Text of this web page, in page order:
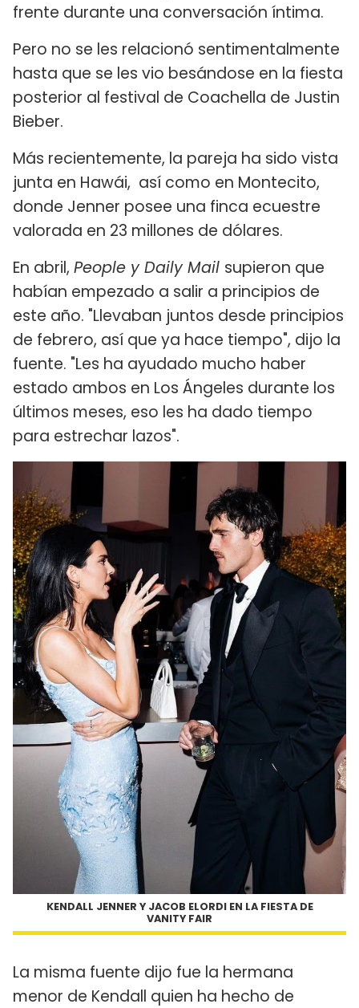
frente durante una conversación íntima.
Pero no se les relacionó sentimentalmente
hasta que se les vio besándose en la fiesta
posterior al festival de Coachella de Justin
Bieber.
Más recientemente, la pareja ha sido vista
junta en Hawái, así como en Montecito,
donde Jenner posee una finca ecuestre
valorada en 23 millones de dólares.
En abril, People y Daily Mail supieron que
habían empezado a salir a principios de
este año. "Llevaban juntos desde principios
de febrero, así que ya hace tiempo", dijo la
fuente. "Les ha ayudado mucho haber
estado ambos en Los Ángeles durante los
últimos meses, eso les ha dado tiempo
para estrechar lazos".
KENDALL JENNER Y JACOB ELORDI EN LA FIESTA DE
VANITY FAIR
La misma fuente dijo fue la hermana
menor de Kendall quien ha hecho de